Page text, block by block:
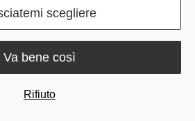
scegliere
Rifiuto
Va bene così